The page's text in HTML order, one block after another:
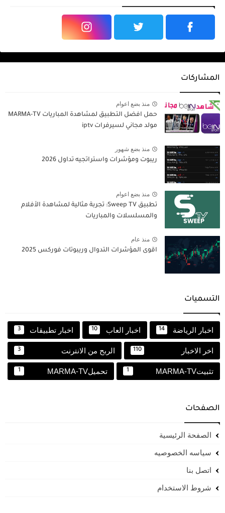
المشاركات
منذ بضع اعوام
حمل افضل التطبيق لمشاهدة المباريات MARMA-TV
مولد مجاني لسيرفرات iptv
منذ بضع شهور
ريبوت ومؤشرات واستراتجيه تداول 2026
منذ بضع اعوام
تطبيق Sweep TV: تجربة مثالية لمشاهدة الأفلام
والمسلسلات والمباريات
منذ عام
اقوى المؤشرات التدوال وريبوتات فوركس 2025
التسميات
اخبار الرياضة 14 اخبار العاب 10 اخبار تطبيقات 3
اخر الاخبار 110 الربح من الانترنت 3
تثبيتMARMA-TV 1 تحميلMARMA-TV 1
الصفحات
الصفحة الرئيسية
سياسه الخصوصيه
اتصل بنا
شروط الاستخدام